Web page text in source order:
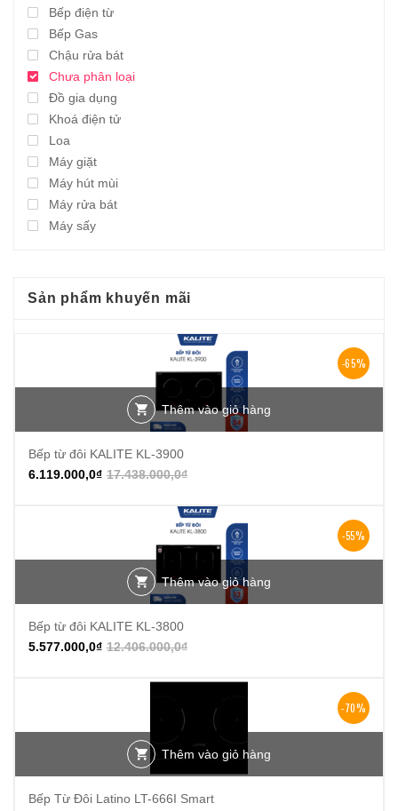
Bếp điện từ
Bếp Gas
Chậu rửa bát
Chưa phân loại
Đồ gia dụng
Khoá điện tử
Loa
Máy giặt
Máy hút mùi
Máy rửa bát
Máy sấy
Sản phẩm khuyến mãi
-65%
Thêm vào giỏ hàng
Bếp từ đôi KALITE KL-3900
17.438.000,0₫
6.119.000,0₫
-55%
Thêm vào giỏ hàng
Bếp từ đôi KALITE KL-3800
12.406.000,0₫
5.577.000,0₫
-70%
Thêm vào giỏ hàng
Bếp Từ Đôi Latino LT-666I Smart